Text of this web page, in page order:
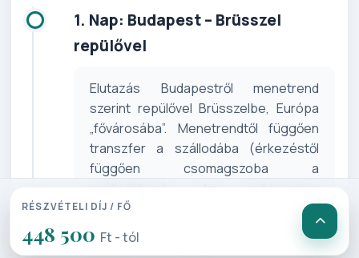
1. Nap: Budapest – Brüsszel
repülővel
Elutazás Budapestről menetrend
szerint repülővel Brüsszelbe, Európa
„fővárosába”. Menetrendtől függően
transzfer a szállodába (érkezéstől
függően csomagszoba a
szállodában). Az autóbuszos
csoporthoz való csatlakozás vagy a
szállodában, vagy egyénileg az
Atomiumnál. Gyalogos városnézésünk
RÉSZVÉTELI DÍJ / FŐ
448 500 Ft - tól